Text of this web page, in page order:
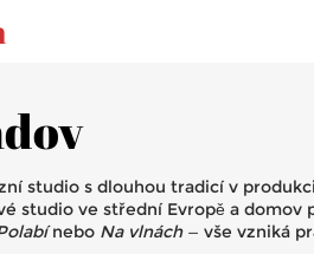
studio s dlouhou tradicí v
studio ve střední Evropě a
nebo Na vlnách— vše vzniká